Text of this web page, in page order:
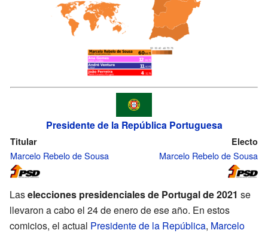
Presidente de la República Portuguesa
Titular
Marcelo Rebelo de Sousa
Electo
Marcelo Rebelo de Sousa
Laselecciones presidenciales de Portugal de 2021 se
llevaron a cabo el 24 de enero de ese año. En estos
comicios, el actual Presidente de la República, Marcelo